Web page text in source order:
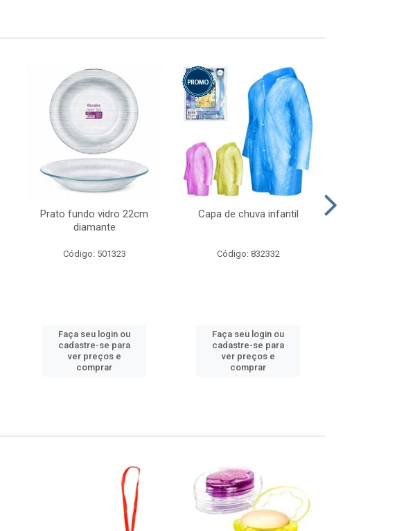
Prato fundo vidro 22cm
diamante
Código: 501323
Faça seu login ou
cadastre-se para
ver preços e
comprar
Capa de chuva infantil
Código: 832332
Faça seu login ou
cadastre-se para
ver preços e
comprar